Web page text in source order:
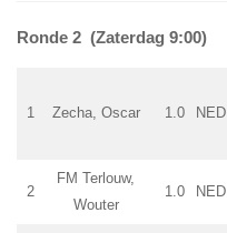
Ronde 2 (Zaterdag 9:00)
1 Zecha, Oscar 1.0 NED
2
FM Terlouw,
Wouter
1.0 NED